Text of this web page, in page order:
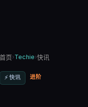
首页›Techie›快讯
⚡ 快讯 进阶